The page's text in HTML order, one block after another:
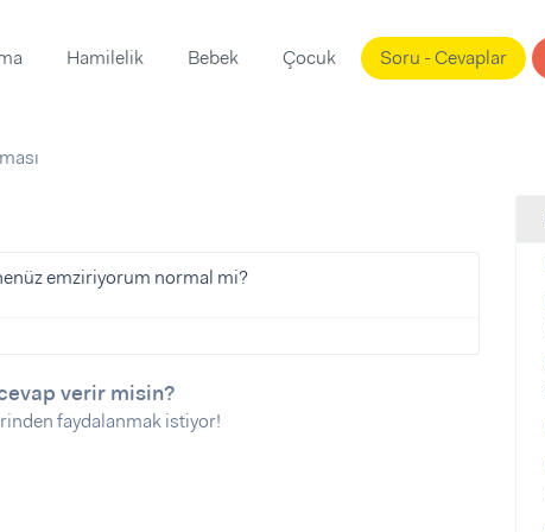
Hamilelik Bebek Çocuk Soru - Cevaplar
emziriyorum normal mi?
verir misin?
faydalanmak istiyor!